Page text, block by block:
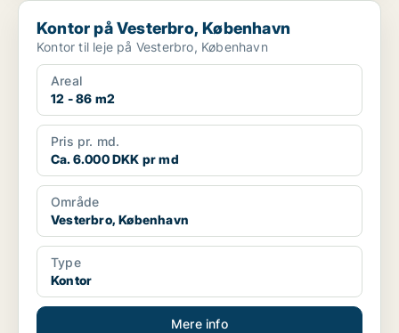
Kontor på Vesterbro, København
Kontor på Vesterbro, København
Kontor til leje på Vesterbro, København
Areal
12 - 86 m2
Pris pr. md.
Ca. 6.000 DKK pr md
Område
Vesterbro, København
Type
Kontor
Mere info